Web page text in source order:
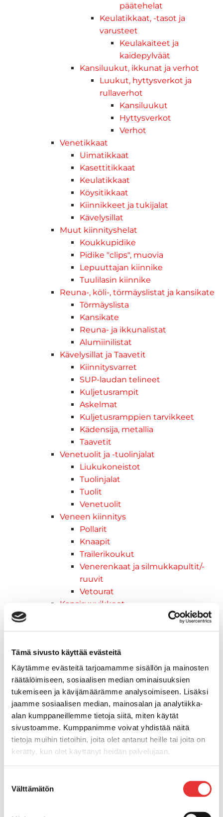
Tämä sivusto käyttää evästeitä
Käytämme evästeitä tarjoamamme sisällön ja mainosten
räätälöimiseen, sosiaalisen median ominaisuuksien
tukemiseen ja kävijämäärämme analysoimiseen. Lisäksi
jaamme sosiaalisen median, mainosalan ja analytiikka-
alan kumppaneillemme tietoja siitä, miten käytät
sivustoamme. Kumppanimme voivat yhdistää näitä
tietoja muihin tietoihin, joita olet antanut heille tai joita on
kerätty, kun olet käyttänyt heidän palvelujaan.
valinta
Välttämätön
päätehelat
Keulatikkaat, -tasot ja
varusteet
Keulakaiteet ja
kaidepylväät
Kansiluukut, ikkunat ja verhot
Luukut, hyttysverkot ja
rullaverhot
Kansiluukut
Hyttysverkot
Verhot
Venetikkaat
Uimatikkaat
Kasettitikkaat
Keulatikkaat
Köysitikkaat
Kiinnikkeet ja tukijalat
Kävelysillat
Muut kiinnityshelat
Koukkupidike
Pidike "clips", muovia
Lepuuttajan kiinnike
Tuulilasin kiinnike
Reuna-, köli-, törmäyslistat ja kansikate
Törmäyslista
Kansikate
Reuna- ja ikkunalistat
Alumiinilistat
Kävelysillat ja Taavetit
Kiinnitysvarret
SUP-laudan telineet
Kuljetusrampit
Askelmat
Kuljetusramppien tarvikkeet
Kädensija, metallia
Taavetit
Venetuolit ja -tuolinjalat
Liukukoneistot
Tuolinjalat
Tuolit
Venetuolit
Veneen kiinnitys
Pollarit
Knaapit
Trailerikoukut
Venerenkaat ja silmukkapultit/-
ruuvit
Vetourat
Kansiruuvikkeet
Kansiruuvikkeiden varaosat
Polttoaine
Kansiruuvikkeitten varaosat
Makea vesi
Keula- ja uimatasot
Uimatasot
Keulatasot
Hankaimet
Galvanoitu
Messinki/kromattu
Kevytmetalli